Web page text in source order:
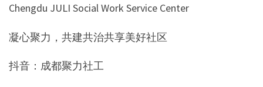
Chengdu JULI Social Work Service Center
凝心聚力，共建共治共享美好社区
抖音：成都聚力社工